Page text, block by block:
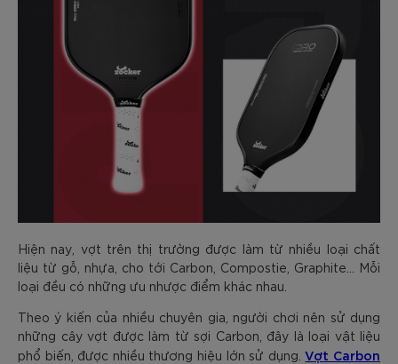
Hiện nay, vợt trên thị trường được làm từ nhiều loại chất
liệu từ gỗ, nhựa, cho tới Carbon, Compostie, Graphite… Mỗi
loại đều có những ưu nhược điểm khác nhau.
Theo ý kiến của nhiều chuyên gia, người chơi nên sử dụng
những cây vợt được làm từ sợi Carbon, đây là loại vật liệu
phổ biến, được nhiều thương hiệu lớn sử dụng.Vợt Carbon